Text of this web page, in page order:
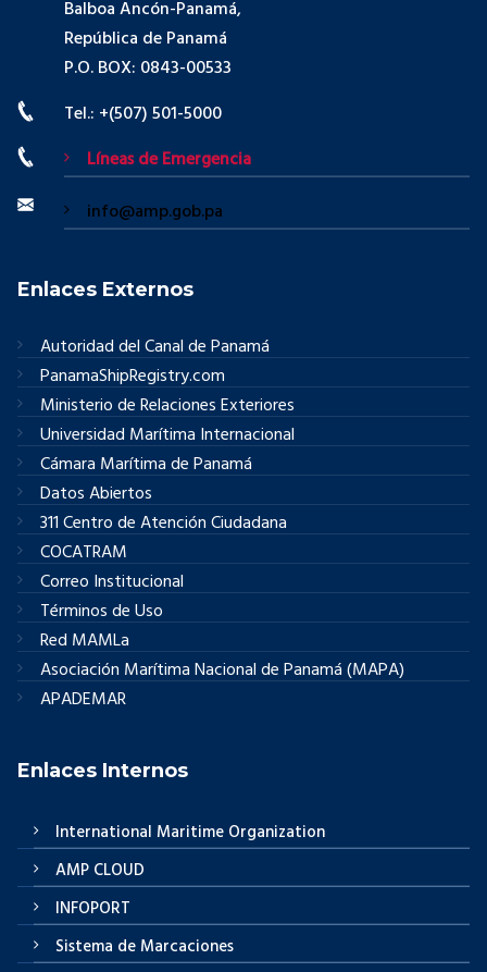
Balboa Ancón-Panamá,
República de Panamá
P.O. BOX: 0843-00533
Tel.: +(507) 501-5000
Líneas de Emergencia
info@amp.gob.pa
Enlaces Externos
Autoridad del Canal de Panamá
PanamaShipRegistry.com
Ministerio de Relaciones Exteriores
Universidad Marítima Internacional
Cámara Marítima de Panamá
Datos Abiertos
311 Centro de Atención Ciudadana
COCATRAM
Correo Institucional
Términos de Uso
Red MAMLa
Asociación Marítima Nacional de Panamá (MAPA)
APADEMAR
Enlaces Internos
International Maritime Organization
AMP CLOUD
INFOPORT
Sistema de Marcaciones